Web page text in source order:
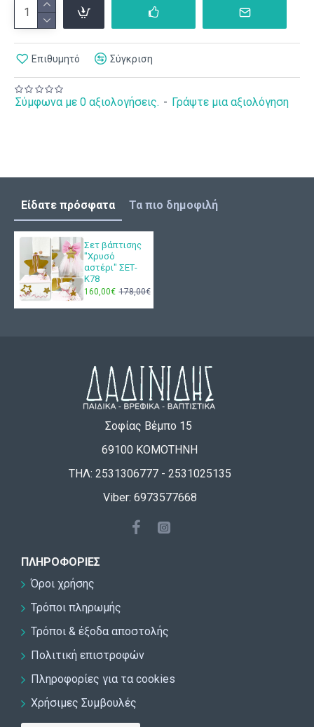
Σύμφωνα με 0 αξιολογήσεις. - Γράψτε μια αξιολόγηση
Επιθυμητό Σύγκριση
Είδατε πρόσφατα Τα πιο δημοφιλή
Σετ βάπτισης
"Χρυσό
αστέρι" ΣΕΤ-
Κ78
160,00€ 178,00€
Σοφίας Βέμπο 15
69100 ΚΟΜΟΤΗΝΗ
ΤΗΛ: 2531306777 - 2531025135
Viber: 6973577668
ΠΛΗΡΟΦΟΡΊΕΣ
Όροι χρήσης
Τρόποι πληρωμής
Τρόποι & έξοδα αποστολής
Πολιτική επιστροφών
Πληροφορίες για τα cookies
Χρήσιμες Συμβουλές